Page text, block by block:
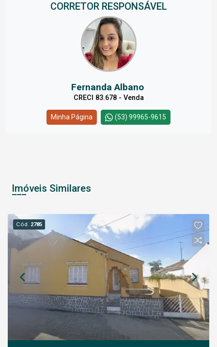
CORRETOR RESPONSÁVEL
Fernanda Albano
CRECI 83.678 - Venda
Minha Página (53) 99965-9615
Imóveis Similares
Cód. 2785